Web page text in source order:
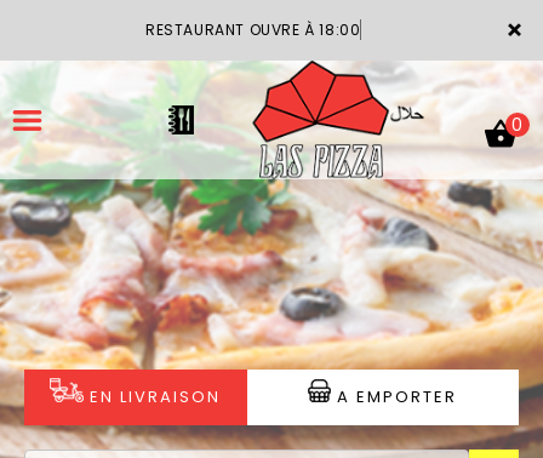
×
RESTAURANT OUVRE À 18:00
ACCUEIL
LA CARTE
VOTRE COMPTE
NOTRE RESTAURANT
0
EN LIVRAISON A EMPORTER